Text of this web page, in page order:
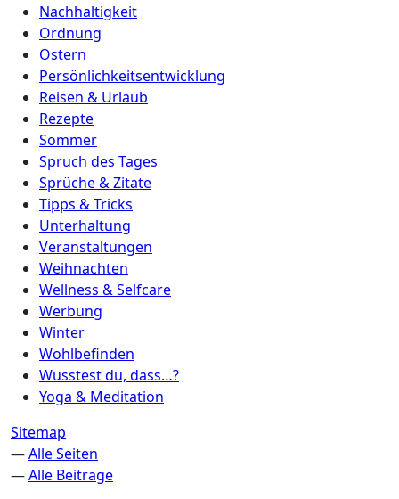
Nachhaltigkeit
Ordnung
Ostern
Persönlichkeitsentwicklung
Reisen & Urlaub
Rezepte
Sommer
Spruch des Tages
Sprüche & Zitate
Tipps & Tricks
Unterhaltung
Veranstaltungen
Weihnachten
Wellness & Selfcare
Werbung
Winter
Wohlbefinden
Wusstest du, dass…?
Yoga & Meditation
Sitemap
—Alle Seiten
—Alle Beiträge